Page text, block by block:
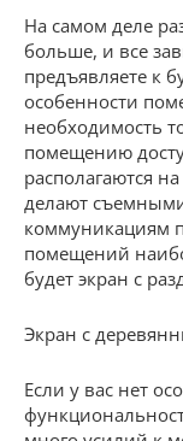
На самом деле
больше, и все
предъявляете к
особенности
необходимость
помещению
располагаются
делают
коммуникациям
помещений
будет экран с
Экран с
Если у вас нет